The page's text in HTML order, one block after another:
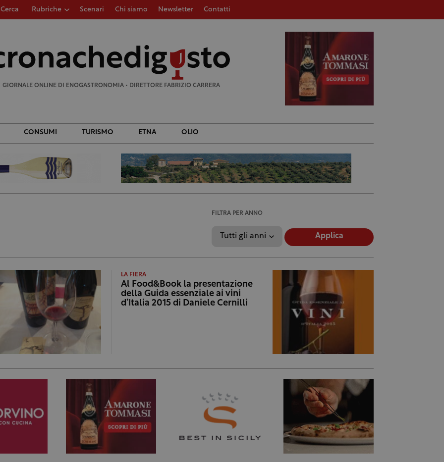
Cerca Rubriche Scenari Chi siamo Newsletter Contatti
GIORNALE ONLINE DI ENOGASTRONOMIA • DIRETTORE FABRIZIO CARRERA
CONSUMI TURISMO ETNA OLIO
FILTRA PER ANNO
Applica
LA FIERA
Al Food&Book la presentazione
della Guida essenziale ai vini
d’Italia 2015 di Daniele Cernilli